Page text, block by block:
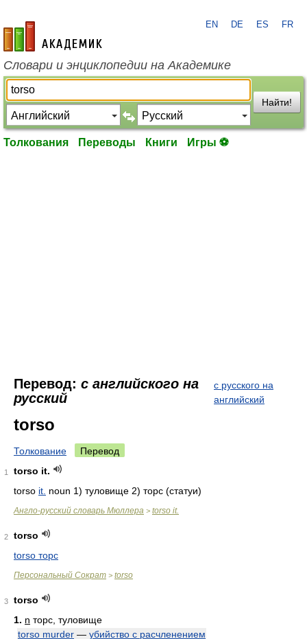
academic.ru
EN DE ES FR
Словари и энциклопедии на Академике
Найти!
Толкования Переводы Книги Игры ⚽
Перевод: с английского на
русский
с русского на
английский
torso
Толкование Перевод
1
torso it.
torso it. noun 1) туловище 2) торс (статуи)
Англо-русский словарь Мюллера > torso it.
2
torso
torso торс
Персональный Сократ > torso
3
torso
1. n торс, туловище
torso murder — убийство с расчленением